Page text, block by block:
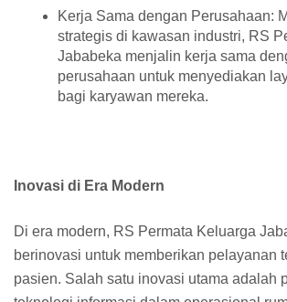
Kerja Sama dengan Perusahaan:
strategis di kawasan industri, RS
Jababeka menjalin kerja sama
perusahaan untuk menyediakan
bagi karyawan mereka.
Inovasi di Era Modern
Di era modern, RS Permata Keluarga
berinovasi untuk memberikan pelayanan
pasien. Salah satu inovasi utama adalah